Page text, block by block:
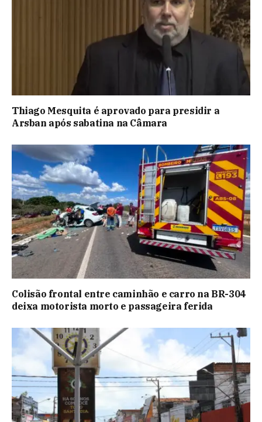
Thiago Mesquita é aprovado para presidir a
Arsban após sabatina na Câmara
Colisão frontal entre caminhão e carro na BR-304
deixa motorista morto e passageira ferida